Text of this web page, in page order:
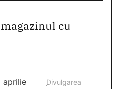
cu
aprilie
Divulgarea